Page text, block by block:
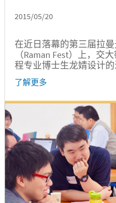
2015/05/20
在近日落幕的第三届拉
（Raman Fest）上，交
程专业博士生龙婧设计
第二名。
了解更多